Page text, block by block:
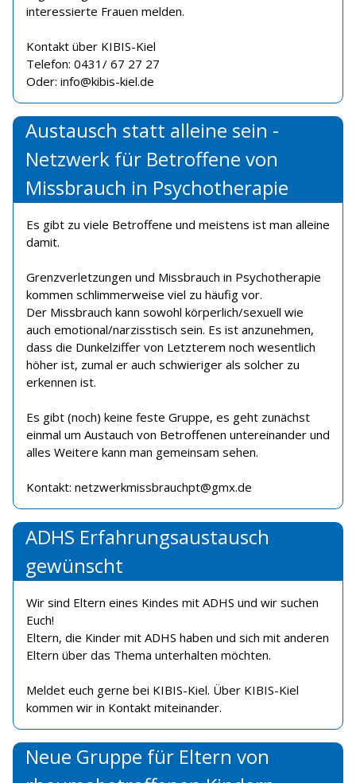
interessierte Frauen melden.
Kontakt über KIBIS-Kiel
Telefon: 0431/ 67 27 27
Oder: info@kibis-kiel.de
Austausch statt alleine sein -
Netzwerk für Betroffene von
Missbrauch in Psychotherapie
Es gibt zu viele Betroffene und meistens ist man alleine
damit.
Grenzverletzungen und Missbrauch in Psychotherapie
kommen schlimmerweise viel zu häufig vor.
Der Missbrauch kann sowohl körperlich/sexuell wie
auch emotional/narzisstisch sein. Es ist anzunehmen,
dass die Dunkelziffer von Letzterem noch wesentlich
höher ist, zumal er auch schwieriger als solcher zu
erkennen ist.
Es gibt (noch) keine feste Gruppe, es geht zunächst
einmal um Austauch von Betroffenen untereinander und
alles Weitere kann man gemeinsam sehen.
Kontakt: netzwerkmissbrauchpt@gmx.de
ADHS Erfahrungsaustausch
gewünscht
Wir sind Eltern eines Kindes mit ADHS und wir suchen
Euch!
Eltern, die Kinder mit ADHS haben und sich mit anderen
Eltern über das Thema unterhalten möchten.
Meldet euch gerne bei KIBIS-Kiel. Über KIBIS-Kiel
kommen wir in Kontakt miteinander.
Neue Gruppe für Eltern von